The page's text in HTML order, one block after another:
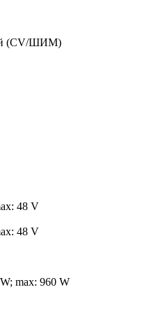
(CV/ШИМ)
48 V
48 V
max: 960 W